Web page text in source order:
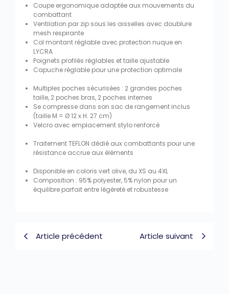
Coupe ergonomique adaptée aux mouvements du
combattant
Ventilation par zip sous les aisselles avec doublure
mesh respirante
Col montant réglable avec protection nuque en
LYCRA
Poignets profilés réglables et taille ajustable
Capuche réglable pour une protection optimale
Multiples poches sécurisées : 2 grandes poches
taille, 2 poches bras, 2 poches internes
Se compresse dans son sac de rangement inclus
(taille M = Ø 12 x H. 27 cm)
Velcro avec emplacement stylo renforcé
Traitement TEFLON dédié aux combattants pour une
résistance accrue aux éléments
Disponible en coloris vert olive, du XS au 4XL
Composition : 95% polyester, 5% nylon pour un
équilibre parfait entre légèreté et robustesse
Article précédent Article suivant